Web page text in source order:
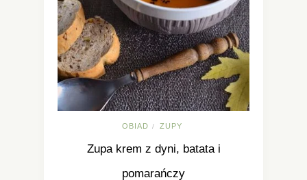
OBIAD / ZUPY
Zupa krem z dyni, batata i
pomarańczy